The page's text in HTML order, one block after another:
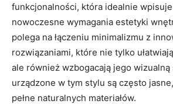
⁢funkcjonalności, która idealnie
nowoczesne wymagania estetyki
polega na⁤ łączeniu minimalizmu z
rozwiązaniami, które nie tylko
ale również wzbogacają jego
urządzone w tym stylu są często
pełne naturalnych materiałów.